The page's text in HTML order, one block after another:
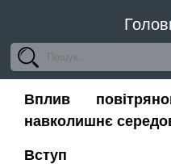
Вплив
навколишнє
Вступ